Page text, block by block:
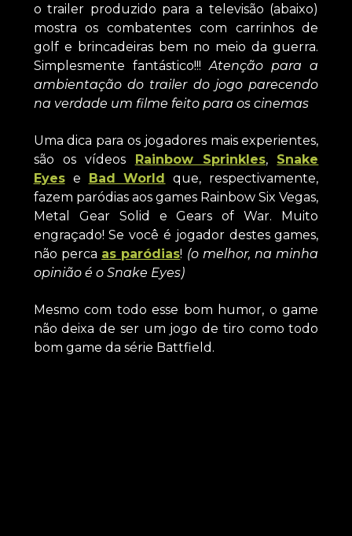
o trailer produzido para a televisão (abaixo)
mostra os combatentes com carrinhos de
golf e brincadeiras bem no meio da guerra.
Simplesmente fantástico!!!Atenção para a
ambientação do trailer do jogo parecendo
na verdade um filme feito para os cinemas
Uma dica para os jogadores mais experientes,
são os vídeos Rainbow Sprinkles, Snake
Eyese Bad World que, respectivamente,
fazem paródias aos games Rainbow Six Vegas,
Metal Gear Solid e Gears of War. Muito
engraçado! Se você é jogador destes games,
não perca as paródias! (o melhor, na minha
opinião é o Snake Eyes)
Mesmo com todo esse bom humor, o game
não deixa de ser um jogo de tiro como todo
bom game da série Battfield.